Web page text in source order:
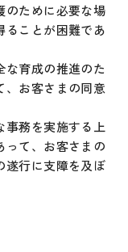
のために必要な場
ることが困難であ
育成の推進のた
、お客さまの同意
事務を実施する上
って、お客さまの
遂行に支障を及ぼ